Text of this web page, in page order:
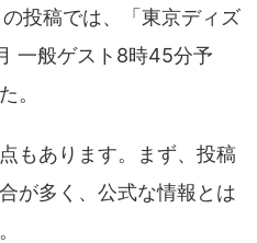
投稿では、「東京ディズ
一般ゲスト8時45分予
。
もあります。まず、投稿
が多く、公式な情報とは